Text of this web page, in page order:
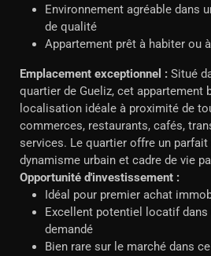
Environnement agréable dans
de qualité
Appartement prêt à habiter ou
Emplacement exceptionnel : Situé
quartier de Gueliz, cet appartement
localisation idéale à proximité de
commerces, restaurants, cafés,
services. Le quartier offre un
dynamisme urbain et cadre de vie
Opportunité d'investissement :
Idéal pour premier achat
Excellent potentiel locatif dans
demandé
Bien rare sur le marché dans